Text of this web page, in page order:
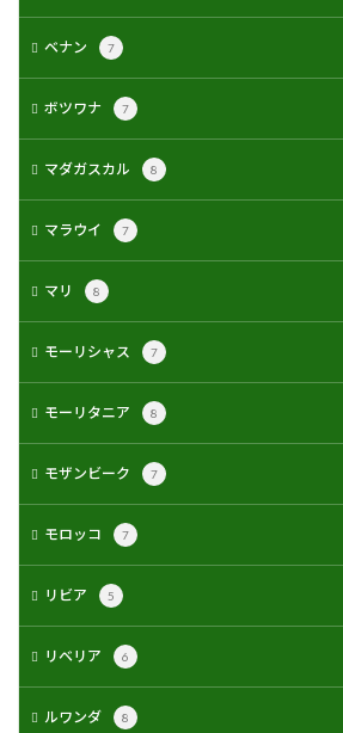
ベナン 7
ボツワナ 7
マダガスカル 8
マラウイ 7
マリ 8
モーリシャス 7
モーリタニア 8
モザンビーク 7
モロッコ 7
リビア 5
リベリア 6
ルワンダ 8